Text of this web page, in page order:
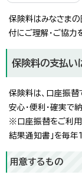
保険料はみなさま
付にご理解・ご協力
保険料の支払い
保険料は、口座振替
安心・便利・確実で
※口座振替をご利用
結果通知書」を毎年
用意するもの